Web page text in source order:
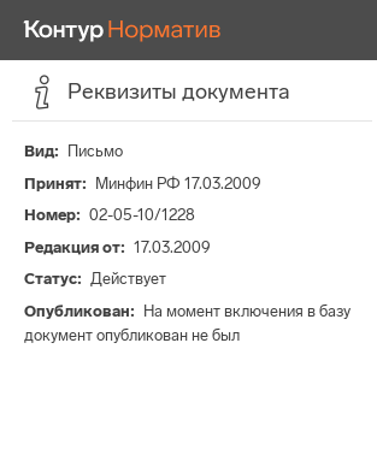
Реквизиты документа
Вид
Письмо
Принят
Минфин РФ 17.03.2009
Номер
02-05-10/1228
Редакция от
17.03.2009
Статус
Действует
Опубликован
На момент включения в базу
документ опубликован не был